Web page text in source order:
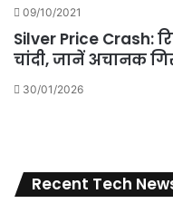
09/10/2021
Silver Price Crash:
चांदी, जानें अचानक
30/01/2026
Recent Tech